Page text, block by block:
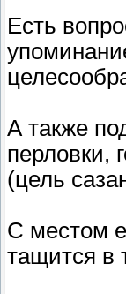
Есть
А также
перловки,
(цель
С местом
тащится в